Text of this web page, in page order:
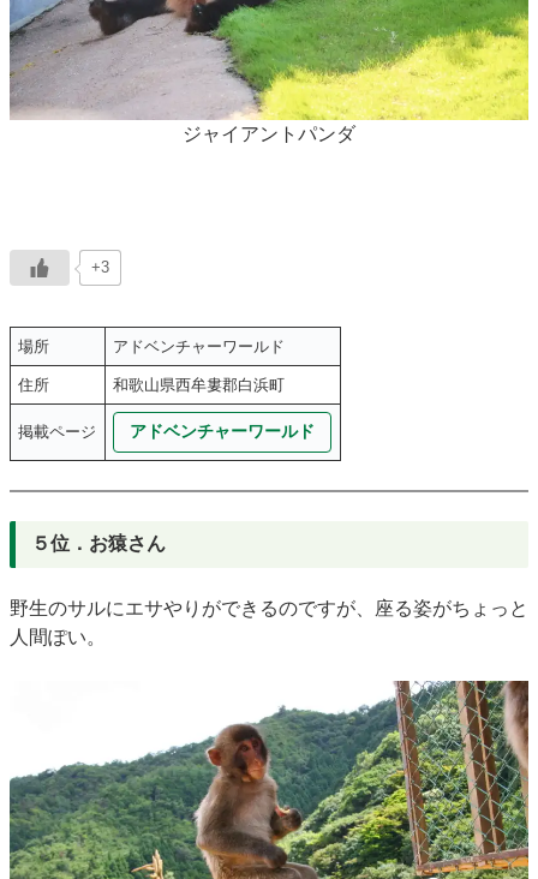
ジャイアントパンダ
+3
場所 アドベンチャーワールド
住所 和歌山県西牟婁郡白浜町
掲載ページ アドベンチャーワールド
５位．お猿さん
野生のサルにエサやりができるのですが、座る姿がちょっと
人間ぽい。